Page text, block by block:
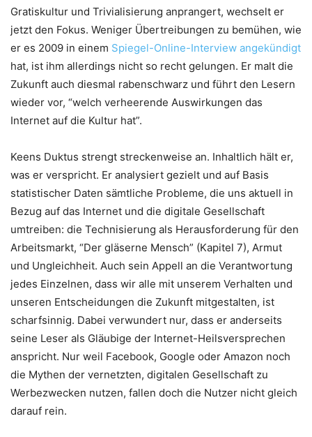
Gratiskultur und Trivialisierung anprangert, wechselt er
jetzt den Fokus. Weniger Übertreibungen zu bemühen, wie
er es 2009 in einem Spiegel-Online-Interview angekündigt
hat, ist ihm allerdings nicht so recht gelungen. Er malt die
Zukunft auch diesmal rabenschwarz und führt den Lesern
wieder vor, “welch verheerende Auswirkungen das
Internet auf die Kultur hat”.
Keens Duktus strengt streckenweise an. Inhaltlich hält er,
was er verspricht. Er analysiert gezielt und auf Basis
statistischer Daten sämtliche Probleme, die uns aktuell in
Bezug auf das Internet und die digitale Gesellschaft
umtreiben: die Technisierung als Herausforderung für den
Arbeitsmarkt, “Der gläserne Mensch” (Kapitel 7), Armut
und Ungleichheit. Auch sein Appell an die Verantwortung
jedes Einzelnen, dass wir alle mit unserem Verhalten und
unseren Entscheidungen die Zukunft mitgestalten, ist
scharfsinnig. Dabei verwundert nur, dass er anderseits
seine Leser als Gläubige der Internet-Heilsversprechen
anspricht. Nur weil Facebook, Google oder Amazon noch
die Mythen der vernetzten, digitalen Gesellschaft zu
Werbezwecken nutzen, fallen doch die Nutzer nicht gleich
darauf rein.